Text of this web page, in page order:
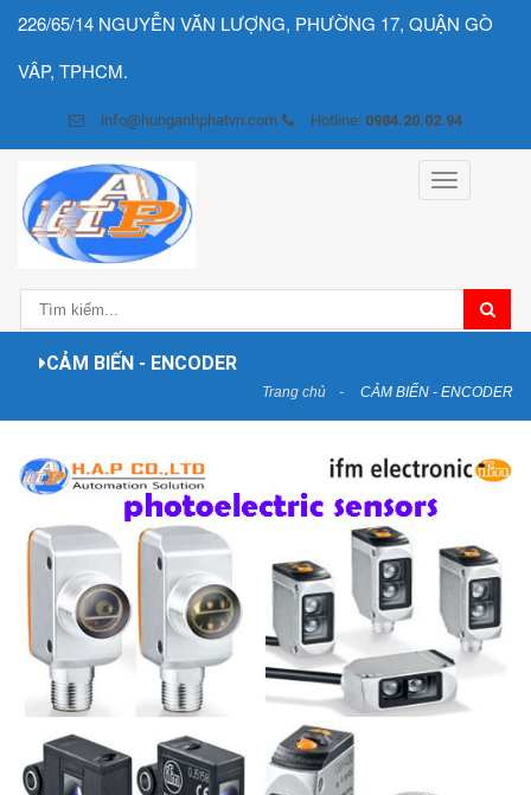
226/65/14 NGUYỄN VĂN LƯỢNG, PHƯỜNG 17, QUẬN GÒ
VÂP, TPHCM.
info@hunganhphatvn.com Hotline: 0984.20.02.94
Toggle
navigation
CẢM BIẾN - ENCODER
Trang chủ CẢM BIẾN - ENCODER